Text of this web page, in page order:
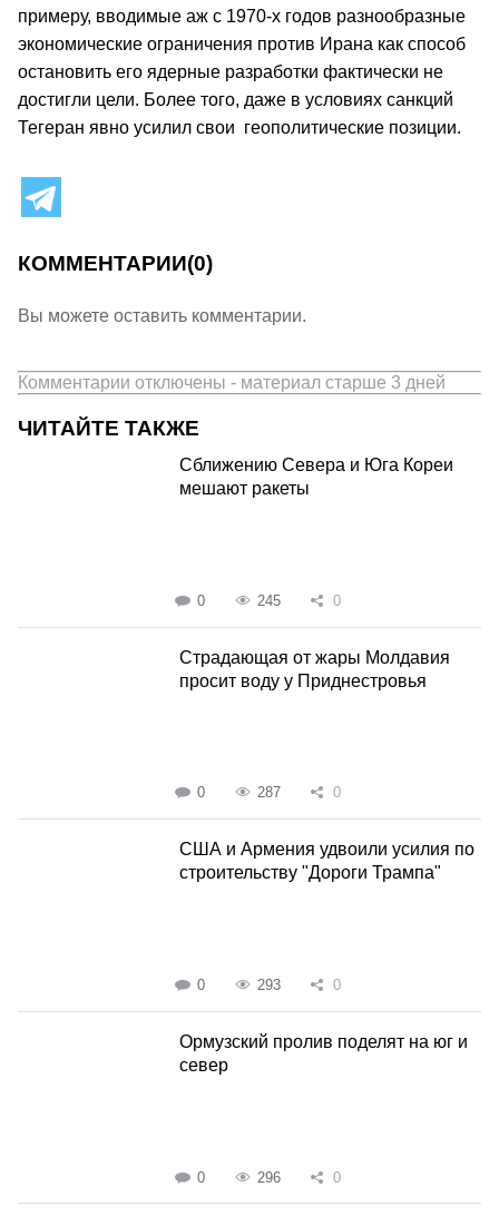
примеру, вводимые аж с 1970-х годов разнообразные
экономические ограничения против Ирана как способ
остановить его ядерные разработки фактически не
достигли цели. Более того, даже в условиях санкций
Тегеран явно усилил свои геополитические позиции.
КОММЕНТАРИИ(0)
Вы можете оставить комментарии.
Комментарии отключены - материал старше 3 дней
ЧИТАЙТЕ ТАКЖЕ
Сближению Севера и Юга Кореи
мешают ракеты
0 245 0
Страдающая от жары Молдавия
просит воду у Приднестровья
0 287 0
США и Армения удвоили усилия по
строительству "Дороги Трампа"
0 293 0
Ормузский пролив поделят на юг и
север
0 296 0